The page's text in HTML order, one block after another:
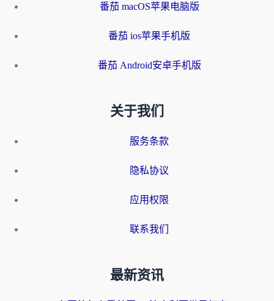
番茄 macOS苹果电脑版
番茄 ios苹果手机版
番茄 Android安卓手机版
关于我们
服务条款
隐私协议
应用权限
联系我们
最新资讯